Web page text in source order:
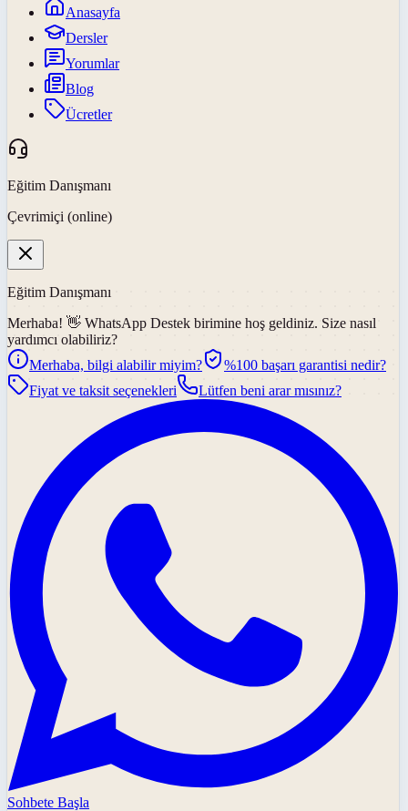
Anasayfa
Dersler
Yorumlar
Blog
Ücretler
Eğitim Danışmanı
Çevrimiçi (online)
Eğitim Danışmanı
Merhaba! 👋 WhatsApp Destek birimine hoş geldiniz. Size nasıl
yardımcı olabiliriz?
Merhaba, bilgi alabilir miyim?
%100 başarı garantisi nedir?
Fiyat ve taksit seçenekleri
Lütfen beni arar mısınız?
Sohbete Başla